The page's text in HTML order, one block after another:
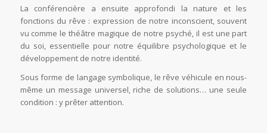
La conférencière a ensuite approfondi la nature et les
fonctions du rêve : expression de notre inconscient, souvent
vu comme le théâtre magique de notre psyché, il est une part
du soi, essentielle pour notre équilibre psychologique et le
développement de notre identité.
Sous forme de langage symbolique, le rêve véhicule en nous-
même un message universel, riche de solutions… une seule
condition : y prêter attention.